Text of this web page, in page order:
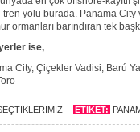
yolu burada. Panama
ormanları barındıran tek
ise,
City, Çiçekler Vadisi, Barú
ETIKET: